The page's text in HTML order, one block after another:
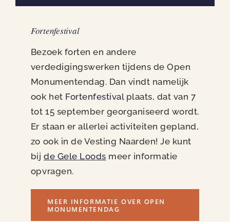
Fortenfestival
Bezoek forten en andere
verdedigingswerken tijdens de Open
Monumentendag. Dan vindt namelijk
ook het Fortenfestivalplaats, dat van 7
tot 15 september georganiseerd wordt.
Er staan er allerlei activiteiten gepland,
zo ook in de Vesting Naarden! Je kunt
bijde Gele Loods meer informatie
opvragen.
MEER INFORMATIE OVER OPEN
MONUMENTENDAG